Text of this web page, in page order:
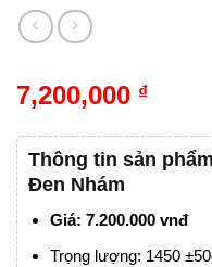
7,200,000 ₫
Thông tin sản
Đen Nhám
Giá: 7.200.000 vnđ
Trọng lượng: 1450